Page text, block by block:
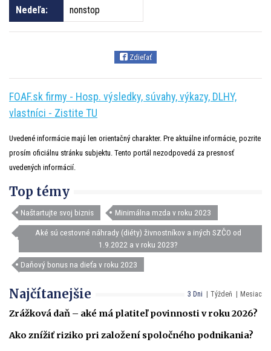
Nedeľa:
nonstop
Zdieľať
FOAF.sk firmy - Hosp. výsledky, súvahy, výkazy, DLHY,
vlastníci - Zistite TU
Uvedené informácie majú len orientačný charakter. Pre aktuálne informácie, pozrite
prosím oficiálnu stránku subjektu. Tento portál nezodpovedá za presnosť
uvedených informácií.
Top témy
Naštartujte svoj biznis Minimálna mzda v roku 2023
Aké sú cestovné náhrady (diéty) živnostníkov a iných SZČO od
1.9.2022 a v roku 2023?
Daňový bonus na dieťa v roku 2023
3 Dni Týždeň Mesiac
Najčítanejšie
Zrážková daň – aké má platiteľ povinnosti v roku 2026?
Ako znížiť riziko pri založení spoločného podnikania?